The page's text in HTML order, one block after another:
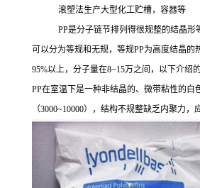
滚塑法生产大型化工贮槽，容器等
PP是分子链节排列得很规整的结晶
可以分为等规和无规，等规PP为高度结晶的
95%以上，分子量在8~15万之间，以下介绍
PP在室温下是一种非结晶的、微带粘性的白
（3000~10000），结构不规整缺乏内聚力，